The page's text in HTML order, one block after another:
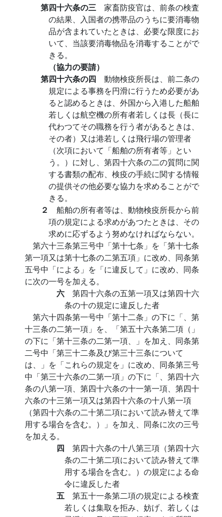
第四十六条の三 家畜防疫官は、前条の検査
の結果、入国者の携帯品のうちに要消毒物
品が含まれていたときは、必要な限度にお
いて、当該要消毒物品を消毒することがで
きる。
（協力の要請）
第四十六条の四 動物検疫所長は、前二条の
規定による事務を円滑に行うため必要があ
ると認めるときは、外国から入港した船舶
若しくは航空機の所有者若しくは長（長に
代わつてその職務を行う者があるときは、
その者）又は港若しくは飛行場の管理者
（次項において「船舶の所有者等」とい
う。）に対し、第四十六条の二の質問に関
する書類の配布、検疫の手続に関する情報
の提供その他必要な協力を求めることがで
きる。
２ 船舶の所有者等は、動物検疫所長から前
項の規定による求めがあつたときは、その
求めに応ずるよう努めなければならない。
第六十三条第三号中「第十七条」を「第十七条
第一項又は第十七条の二第五項」に改め、同条第
五号中「による」を「に違反して」に改め、同条
に次の一号を加える。
六 第四十六条の五第一項又は第四十六
条の十の規定に違反した者
第六十四条第一号中「第十二条」の下に「、第
十三条の二第一項」を、「第五十六条第二項（」
の下に「第十三条の二第一項、」を加え、同条第
二号中「第三十二条及び第三十三条について
は、」を「これらの規定を」に改め、同条第三号
中「第三十六条の二第一項」の下に「、第四十六
条の八第一項、第四十六条の十一第一項、第四十
六条の十三第一項又は第四十六条の十八第一項
（第四十六条の二十第二項において読み替えて準
用する場合を含む。）」を加え、同条に次の三号
を加える。
四 第四十六条の十八第三項（第四十六
条の二十第二項において読み替えて準
用する場合を含む。）の規定による命
令に違反した者
五 第五十一条第二項の規定による検査
若しくは集取を拒み、妨げ、若しくは